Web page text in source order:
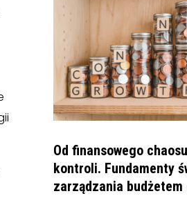
Od finansowego
kontroli. Fundamenty
zarządzania budżetem